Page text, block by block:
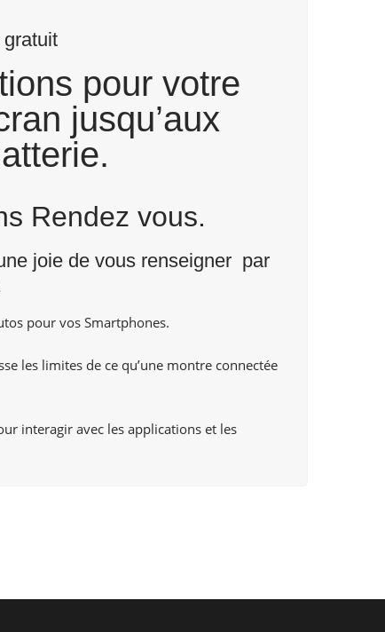
pour votre
jusqu’aux
Rendez vous.
joie de vous renseigner par
pour vos Smartphones.
les limites de ce qu’une montre connectée
interagir avec les applications et les